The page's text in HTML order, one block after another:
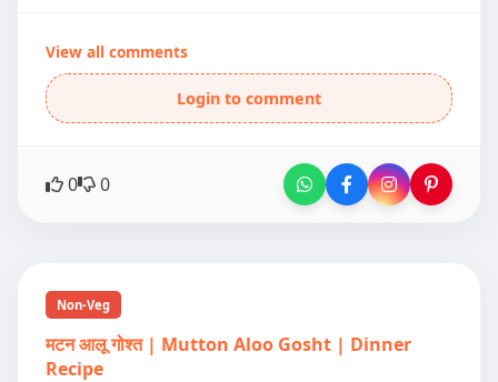
View all comments
Login to comment
0 0
Non-Veg
मटन आलू गोश्त | Mutton Aloo Gosht | Dinner
Recipe